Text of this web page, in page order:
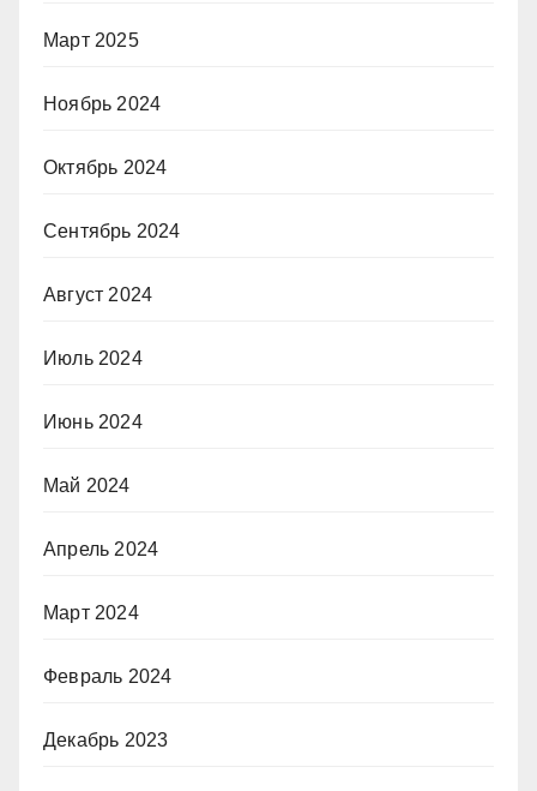
Март 2025
Ноябрь 2024
Октябрь 2024
Сентябрь 2024
Август 2024
Июль 2024
Июнь 2024
Май 2024
Апрель 2024
Март 2024
Февраль 2024
Декабрь 2023